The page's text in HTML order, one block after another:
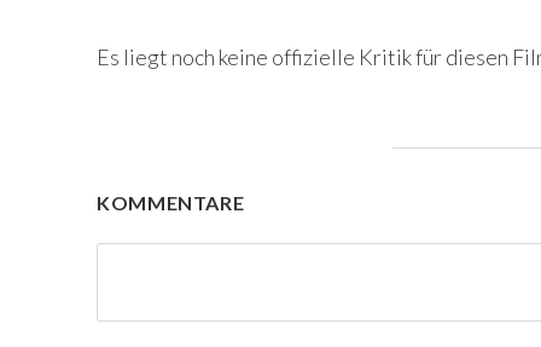
Es liegt noch keine offizielle Kritik für diesen
KOMMENTARE